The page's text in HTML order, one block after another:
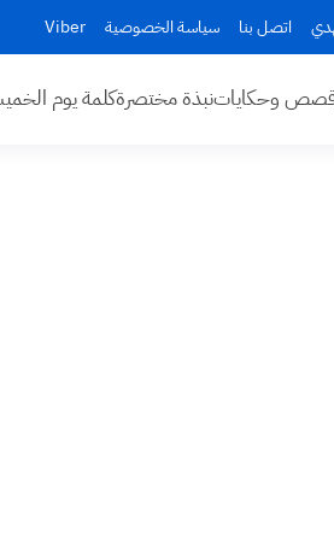
اتصل بنا سياسة الخصوصية Viber
وحكاياتنبذة مختصرةكلمة يوم